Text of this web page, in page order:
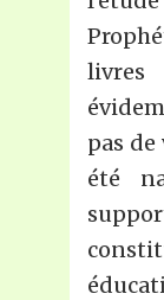
pas
été